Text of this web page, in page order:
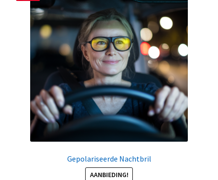
Gepolariseerde Nachtbril
AANBIEDING!